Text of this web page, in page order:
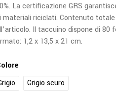
La certificazione GRS
materiali riciclati. Contenuto
Il taccuino dispone di 80
1,2 x 13,5 x 21 cm.
Grigio scuro